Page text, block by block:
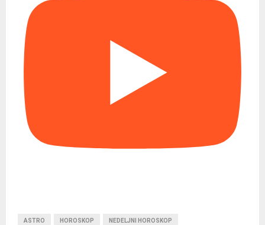
ASTRO HOROSKOP NEDELJNI HOROSKOP